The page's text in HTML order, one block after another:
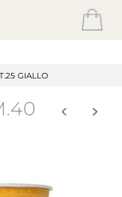
GIALLO